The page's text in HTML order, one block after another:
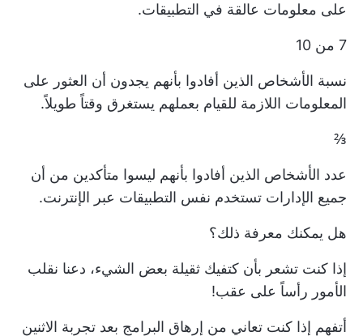
على معلومات عالقة في التطبيقات.
7 من 10
نسبة الأشخاص الذين أفادوا بأنهم يجدون أن العثور على
المعلومات اللازمة للقيام بعملهم يستغرق وقتاً طويلاً.
⅔
عدد الأشخاص الذين أفادوا بأنهم ليسوا متأكدين من أن
جميع الإدارات تستخدم نفس التطبيقات عبر الإنترنت.
هل يمكنك معرفة ذلك؟
إذا كنت تشعر بأن كتفيك ثقيلة بعض الشيء، دعنا نقلب
الأمور رأساً على عقب!
أتفهم إذا كنت تعاني من إرهاق البرامج بعد تجربة الاثنين